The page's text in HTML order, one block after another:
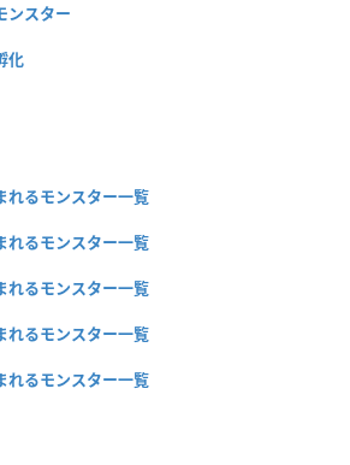
ンスター
化
れるモンスター一覧
れるモンスター一覧
れるモンスター一覧
れるモンスター一覧
れるモンスター一覧